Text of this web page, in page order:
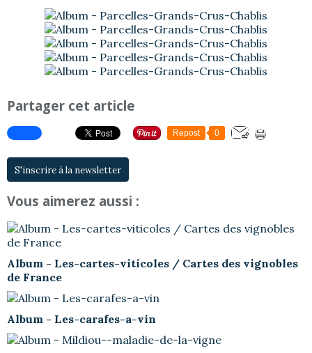
Partager cet article
Repost 0
S'inscrire à la newsletter
Vous aimerez aussi :
Album - Les-cartes-viticoles / Cartes des vignobles
de France
Album - Les-carafes-a-vin